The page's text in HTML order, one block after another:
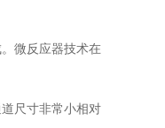
微反应器技术在
尺寸非常小相对